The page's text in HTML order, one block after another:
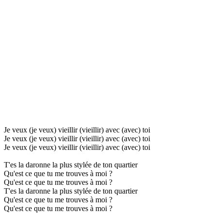
Je veux (je veux) vieillir (vieillir) avec (avec) toi
Je veux (je veux) vieillir (vieillir) avec (avec) toi
Je veux (je veux) vieillir (vieillir) avec (avec) toi
T'es la daronne la plus stylée de ton quartier
Qu'est ce que tu me trouves à moi ?
Qu'est ce que tu me trouves à moi ?
T'es la daronne la plus stylée de ton quartier
Qu'est ce que tu me trouves à moi ?
Qu'est ce que tu me trouves à moi ?